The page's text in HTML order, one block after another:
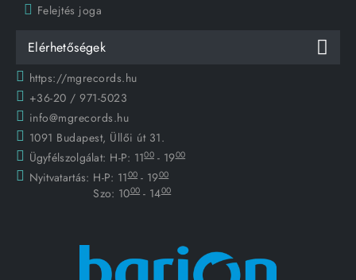
Felejtés joga
Elérhetőségek
https://mgrecords.hu
+36-20 / 971-5023
info@mgrecords.hu
1091 Budapest, Üllői út 31.
Ügyfélszolgálat: H-P: 1100 - 1900
Nyitvatartás: H-P: 1100 - 1900
Szo: 1000 - 1400